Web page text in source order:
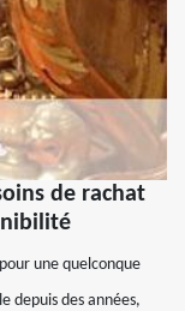
de rachat
une quelconque
depuis des années,